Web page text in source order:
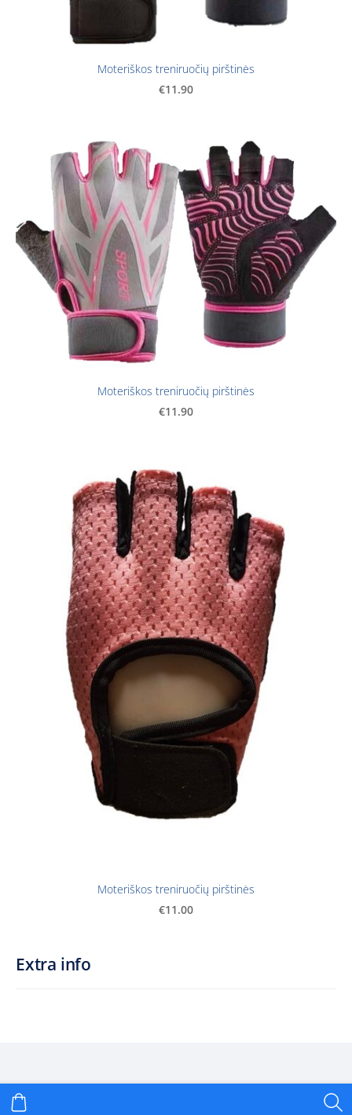
Extra info
Moteriškos treniruočių pirštinės
€11.90
Moteriškos treniruočių pirštinės
€11.90
Moteriškos treniruočių pirštinės
€11.00